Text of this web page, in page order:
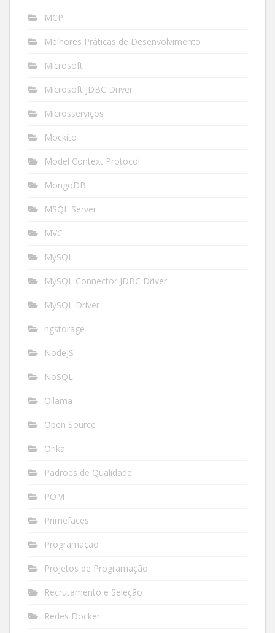
MCP
Melhores Práticas de Desenvolvimento
Microsoft
Microsoft JDBC Driver
Microsserviços
Mockito
Model Context Protocol
MongoDB
MSQL Server
MVC
MySQL
MySQL Connector JDBC Driver
MySQL Driver
ngstorage
NodeJS
NoSQL
Ollama
Open Source
Orika
Padrões de Qualidade
POM
Primefaces
Programação
Projetos de Programação
Recrutamento e Seleção
Redes Docker